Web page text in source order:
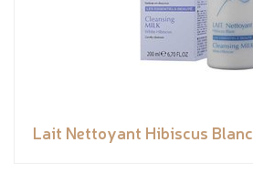
Lait Nettoyant Hibiscus Blanc